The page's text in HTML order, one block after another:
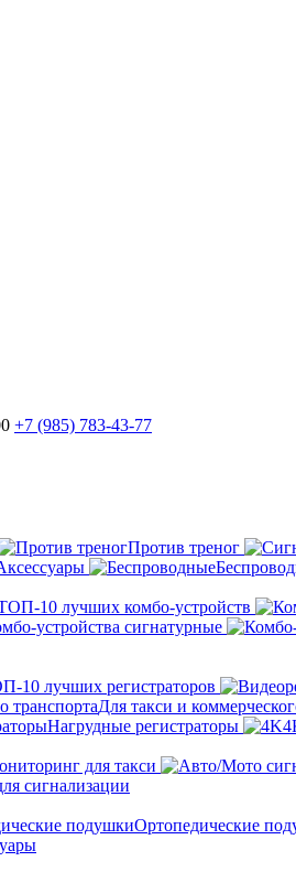
+7 (985) 783-43-77
Против треног
10 лучших комбо-устройств
устройства сигнатурные
10 лучших регистраторов
Для такси и
Нагрудные регистраторы
для такси
сигнализации
Ортопедические